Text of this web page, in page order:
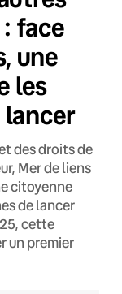
face
une
les
lancer
des droits de
Mer de liens
citoyenne
de lancer
cette
un premier